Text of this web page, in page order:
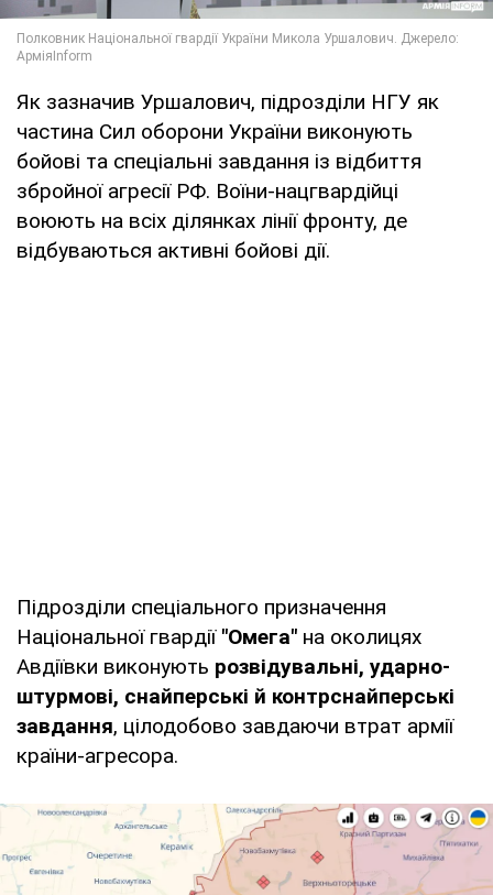
Як зазначив Уршалович, підрозділи НГУ як
частина Сил оборони України виконують
бойові та спеціальні завдання із відбиття
збройної агресії РФ. Воїни-нацгвардійці
воюють на всіх ділянках лінії фронту, де
відбуваються активні бойові дії.
Підрозділи спеціального призначення
Національної гвардії "Омега" на околицях
Авдіївки виконують розвідувальні, ударно-
штурмові, снайперські й контрснайперські
завдання, цілодобово завдаючи втрат армії
країни-агресора.